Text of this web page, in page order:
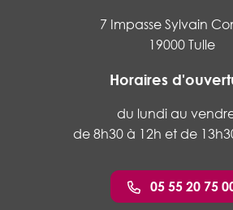
7 Impasse Sylvain
19000 Tulle
Horaires
du lundi au
de 8h30 à 12h et de
05 55 20 75